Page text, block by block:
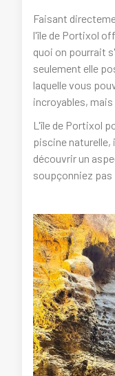
Faisant
l'île de Portixol
quoi on pourrait
seulement elle
laquelle vous
incroyables,
L'île de Portixol
piscine naturelle,
découvrir un
soupçonniez pas